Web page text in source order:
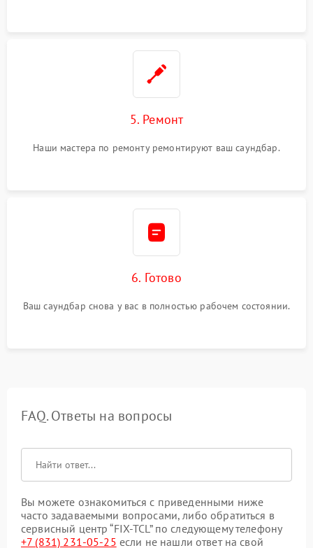
5. Ремонт
Наши мастера по ремонту ремонтируют ваш саундбар.
6. Готово
Ваш саундбар снова у вас в полностью рабочем состоянии.
FAQ. Ответы на вопросы
Вы можете ознакомиться с приведенными ниже
часто задаваемыми вопросами, либо обратиться в
сервисный центр “FIX-TCL” по следующему телефону
+7 (831) 231-05-25 если не нашли ответ на свой